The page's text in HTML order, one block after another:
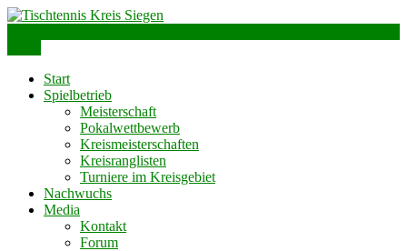
Skip
Tischtennis Kreis Siegen
Start
Spielbetrieb
Meisterschaft
Pokalwettbewerb
Kreismeisterschaften
Kreisranglisten
Turniere im Kreisgebiet
Nachwuchs
Media
Kontakt
Forum